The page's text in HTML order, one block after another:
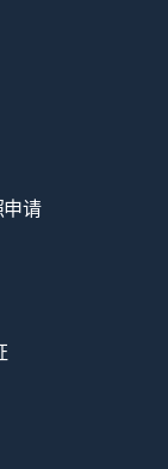
请